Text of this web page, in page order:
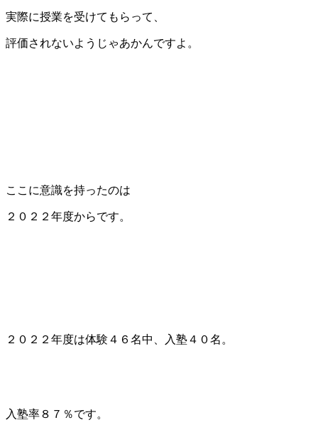
実際に授業を受けてもらって、
評価されないようじゃあかんですよ。
ここに意識を持ったのは
２０２２年度からです。
２０２２年度は体験４６名中、入塾４０名。
入塾率８７％です。